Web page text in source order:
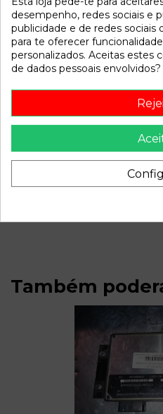
Ref.Equivalencia
Modelo
|
2022-04-
Recambio de centralita motor
(s2) combiespace | 11.02 -
Também
desempenho, redes sociais e
publicidade e de redes sociais
para te oferecer
personalizados. Aceitas estes
de dados pessoais envolvidos?